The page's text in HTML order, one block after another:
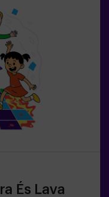
energies abans
de
més ràpid per
progrés en temps
victòria com un
segura i original
família o
de la manera més
| festes
acompanyats
a jugador.
És Lava